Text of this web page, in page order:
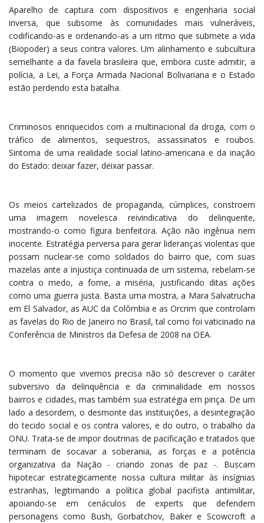
Aparelho de captura com dispositivos e engenharia social
inversa, que subsome às comunidades mais vulneráveis,
codificando-as e ordenando-as a um ritmo que submete a vida
(Biopoder) a seus contra valores. Um alinhamento e subcultura
semelhante a da favela brasileira que, embora custe admitir, a
polícia, a Lei, a Força Armada Nacional Bolivariana e o Estado
estão perdendo esta batalha.
Criminosos enriquecidos com a multinacional da droga, com o
tráfico de alimentos, sequestros, assassinatos e roubos.
Sintoma de uma realidade social latino-americana e da inação
do Estado: deixar fazer, deixar passar.
Os meios cartelizados de propaganda, cúmplices, constroem
uma imagem novelesca reivindicativa do delinquente,
mostrando-o como figura benfeitora. Ação não ingênua nem
inocente. Estratégia perversa para gerar lideranças violentas que
possam nuclear-se como soldados do bairro que, com suas
mazelas ante a injustiça continuada de um sistema, rebelam-se
contra o medo, a fome, a miséria, justificando ditas ações
como uma guerra justa. Basta uma mostra, a Mara Salvatrucha
em El Salvador, as AUC da Colômbia e as Orcrim que controlam
as favelas do Rio de Janeiro no Brasil, tal como foi vaticinado na
Conferência de Ministros da Defesa de 2008 na OEA.
O momento que vivemos precisa não só descrever o caráter
subversivo da delinquência e da criminalidade em nossos
bairros e cidades, mas também sua estratégia em pinça. De um
lado a desordem, o desmonte das instituições, a desintegração
do tecido social e os contra valores, e do outro, o trabalho da
ONU. Trata-se de impor doutrinas de pacificação e tratados que
terminam de socavar a soberania, as forças e a potência
organizativa da Nação - criando zonas de paz -. Buscam
hipotecar estrategicamente nossa cultura militar às insígnias
estranhas, legitimando a política global pacifista antimilitar,
apoiando-se em cenáculos de experts que defendem
personagens como Bush, Gorbatchov, Baker e Scowcroft a